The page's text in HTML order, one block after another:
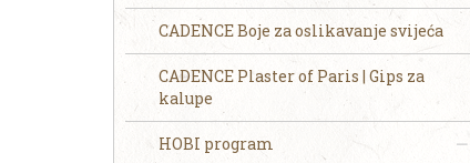
CADENCE Boje za oslikavanje svijeća
CADENCE Plaster of Paris | Gips za
kalupe
HOBI program